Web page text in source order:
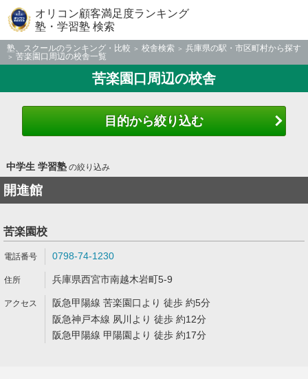
オリコン顧客満足度ランキング
塾・学習塾 検索
塾、スクールのランキング・比較 校舎検索
兵庫県の駅・市区町村から探す
苦楽園口周辺の校舎一覧
苦楽園口周辺の校舎
目的から絞り込む
中学生 学習塾の絞り込み
開進館
苦楽園校
0798-74-1230
兵庫県西宮市南越木岩町5-9
阪急甲陽線 苦楽園口より 徒歩 約5分
阪急神戸本線 夙川より 徒歩 約12分
阪急甲陽線 甲陽園より 徒歩 約17分